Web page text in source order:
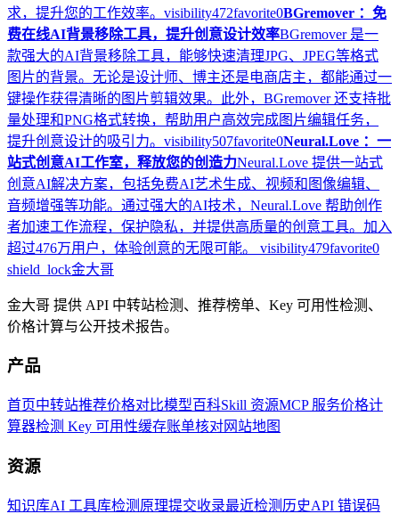
求，提升您的工作效率。 visibility472favorite0BGremover ：免
费在线AI背景移除工具，提升创意设计效率BGremover 是一
款强大的AI背景移除工具，能够快速清理JPG、JPEG等格式
图片的背景。无论是设计师、博主还是电商店主，都能通过一
键操作获得清晰的图片剪辑效果。此外，BGremover 还支持批
量处理和PNG格式转换，帮助用户高效完成图片编辑任务，
提升创意设计的吸引力。 visibility507favorite0Neural.Love ：一
站式创意AI工作室，释放您的创造力Neural.Love 提供一站式
创意AI解决方案，包括免费AI艺术生成、视频和图像编辑、
音频增强等功能。通过强大的AI技术，Neural.Love 帮助创作
者加速工作流程，保护隐私，并提供高质量的创意工具。加入
超过476万用户，体验创意的无限可能。 visibility479favorite0
shield_lock金大哥
金大哥 提供 API 中转站检测、推荐榜单、Key 可用性检测、
价格计算与公开技术报告。
产品
首页中转站推荐价格对比模型百科Skill 资源MCP 服务价格计
算器检测 Key 可用性缓存账单核对网站地图
资源
知识库AI 工具库检测原理提交收录最近检测历史API 错误码